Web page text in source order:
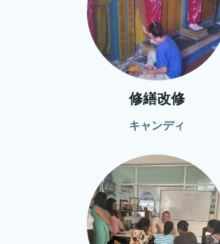
修繕改修
キャンディ